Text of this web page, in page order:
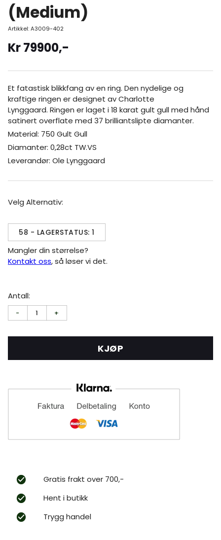
(Medium)
Artikkel:A3009-402
Kr79900,-
Et fatastisk blikkfang av en ring. Den nydelige og
kraftige ringen er designet av Charlotte
Lynggaard. Ringen er laget i 18 karat gult gull med hånd
satinert overflate med 37 brilliantslipte diamanter.
Material: 750 Gult Gull
Diamanter: 0,28ct TW.VS
Leverandør: Ole Lynggaard
Velg Alternativ:
58 - LAGERSTATUS: 1
Mangler din størrelse?
Kontakt oss, så løser vi det.
Antall:
- 1 +
KJØP
Gratis frakt over 700,-
Hent i butikk
Trygg handel